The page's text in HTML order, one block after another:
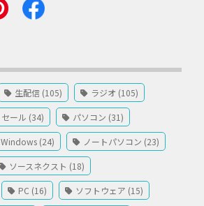
生配信 (105) ラジオ (105)
セール (34) パソコン (31)
Windows (24) ノートパソコン (23)
ソースネクスト (18)
PC (16) ソフトウェア (15)